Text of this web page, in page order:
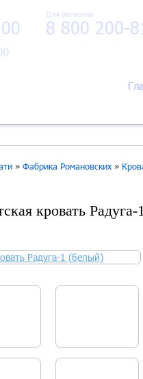
Для регионов
8 800 200-
» Фабрика Романовских»
кровать